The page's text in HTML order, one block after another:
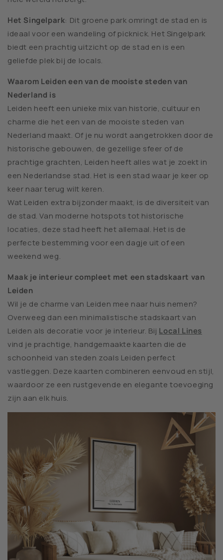
Het Singelpark: Dit groene park omringt de stad en is
ideaal voor een wandeling of picknick. Het Singelpark
biedt een prachtig uitzicht op de stad en is een
geliefde plek bij de locals.
Waarom Leiden een van de mooiste steden van
Nederland is
Leiden heeft een unieke mix van historie, cultuur en
charme die het een van de mooiste steden van
Nederland maakt. Of je nu wordt aangetrokken door de
historische gebouwen, de gezellige sfeer of de
prachtige grachten, Leiden heeft alles wat je zoekt in
een Nederlandse stad. Het is een stad waar je keer op
keer naar terug wilt keren.
Wat Leiden extra bijzonder maakt, is de diversiteit van
de stad. Van moderne hotspots tot historische
locaties, deze stad heeft het allemaal. Het is de
perfecte bestemming voor een dagje uit of een
weekend weg.
Maak je interieur compleet met een stadskaart van
Leiden
Wil je de charme van Leiden mee naar huis nemen?
Overweeg dan een minimalistische stadskaart van
Leiden als decoratie voor je interieur. Bij Local Lines
vind je prachtige, handgemaakte kaarten die de
schoonheid van steden zoals Leiden perfect
vastleggen. Deze kaarten combineren eenvoud en stijl,
waardoor ze een rustgevende en elegante toevoeging
zijn aan elk huis.